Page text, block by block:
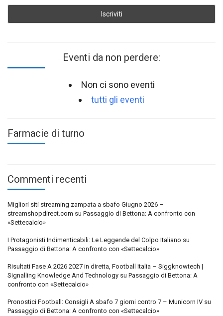
Eventi da non perdere:
Non ci sono eventi
tutti gli eventi
Farmacie di turno
Commenti recenti
Migliori siti streaming zampata a sbafo Giugno 2026 –
streamshopdirect.com su Passaggio di Bettona: A confronto con
«Settecalcio»
I Protagonisti Indimenticabili: Le Leggende del Colpo Italiano su
Passaggio di Bettona: A confronto con «Settecalcio»
Risultati Fase A 2026 2027 in diretta, Football Italia – Siggknowtech |
Signalling Knowledge And Technology su Passaggio di Bettona: A
confronto con «Settecalcio»
Pronostici Football: Consigli A sbafo 7 giorni contro 7 – Municorn IV su
Passaggio di Bettona: A confronto con «Settecalcio»